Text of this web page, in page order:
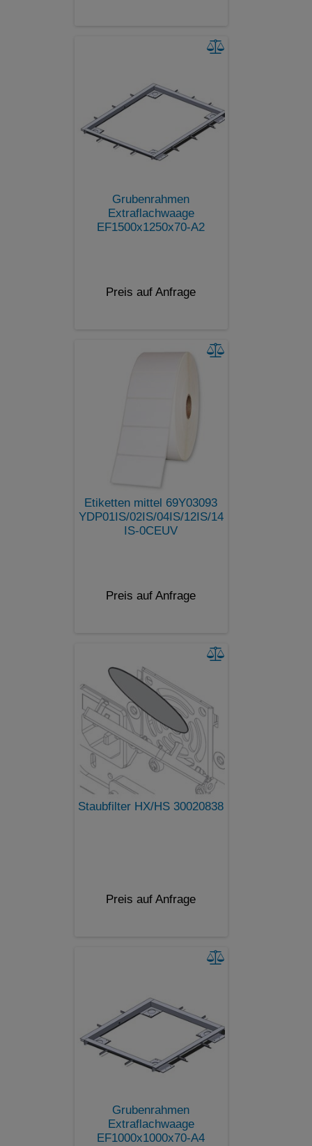
Grubenrahmen
Extraflachwaage
EF1500x1250x70-A2
Preis auf Anfrage
Etiketten mittel 69Y03093
YDP01IS/02IS/04IS/12IS/14
IS-0CEUV
Preis auf Anfrage
Staubfilter HX/HS 30020838
Preis auf Anfrage
Grubenrahmen
Extraflachwaage
EF1000x1000x70-A4